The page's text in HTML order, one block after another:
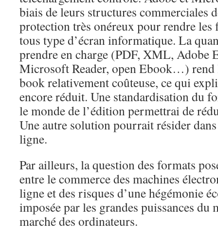
biais de leurs structures commerciales
protection très onéreux pour rendre
tous type d’écran informatique. La
prendre en charge (PDF, XML, Adobe
Microsoft Reader, open Ebook…) rend
book relativement coûteuse, ce qui
encore réduit. Une standardisation du
le monde de l’édition permettrai de
Une autre solution pourrait résider dans
ligne.
Par ailleurs, la question des formats
entre le commerce des machines
ligne et des risques d’une hégémonie
imposée par les grandes puissances du
marché des ordinateurs.